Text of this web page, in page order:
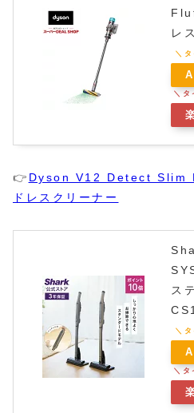
レ
👉 Dyson V12 Detect Slim
ドレスクリーナー
ス